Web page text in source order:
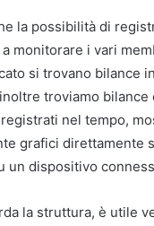
la possibilità di
monitorare i vari
si trovano bilance
troviamo bilance
nel tempo,
grafici direttamente
un dispositivo
la struttura, è utile